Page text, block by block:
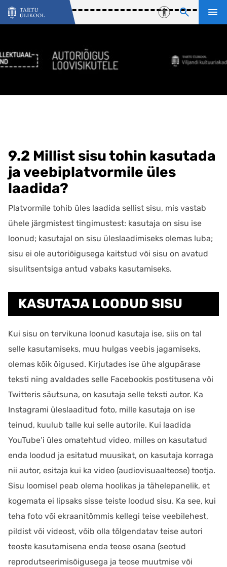
Liigu edasi põhisisu juurde
9.2 Millist sisu tohin kasutada
ja veebiplatvormile üles
laadida?
Platvormile tohib üles laadida sellist sisu, mis vastab
ühele järgmistest tingimustest: kasutaja on sisu ise
loonud; kasutajal on sisu üleslaadimiseks olemas luba;
sisu ei ole autoriõigusega kaitstud või sisu on avatud
sisulitsentsiga antud vabaks kasutamiseks.
KASUTAJA LOODUD SISU
Kui sisu on tervikuna loonud kasutaja ise, siis on tal
selle kasutamiseks, muu hulgas veebis jagamiseks,
olemas kõik õigused. Kirjutades ise ühe algupärase
teksti ning avaldades selle Facebookis postitusena või
Twitteris säutsuna, on kasutaja selle teksti autor. Ka
Instagrami üleslaaditud foto, mille kasutaja on ise
teinud, kuulub talle kui selle autorile. Kui laadida
YouTube’i üles omatehtud video, milles on kasutatud
enda loodud ja esitatud muusikat, on kasutaja korraga
nii autor, esitaja kui ka video (audiovisuaalteose) tootja.
Sisu loomisel peab olema hoolikas ja tähelepanelik, et
kogemata ei lipsaks sisse teiste loodud sisu. Ka see, kui
teha foto või ekraanitõmmis kellegi teise veebilehest,
pildist või videost, võib olla tõlgendatav teise autori
teoste kasutamisena enda teose osana (seotud
reprodutseerimisõigusega ja teose muutmise või